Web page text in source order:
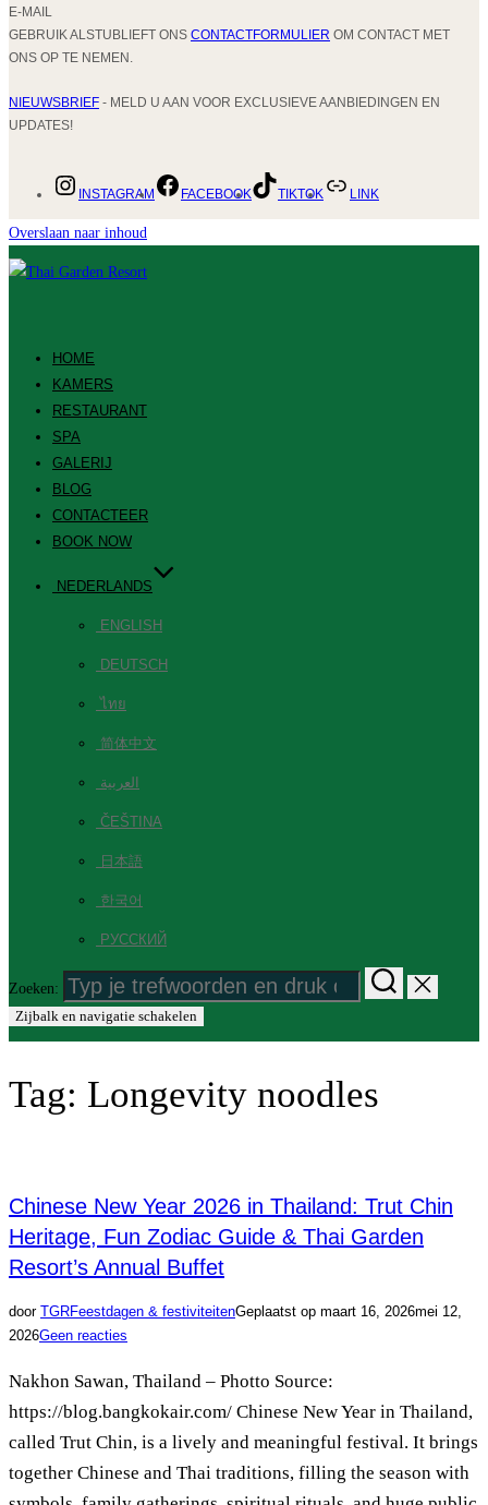
E-MAIL
GEBRUIK ALSTUBLIEFT ONS CONTACTFORMULIER OM CONTACT MET
ONS OP TE NEMEN.
NIEUWSBRIEF - MELD U AAN VOOR EXCLUSIEVE AANBIEDINGEN EN
UPDATES!
INSTAGRAM FACEBOOK TIKTOK LINK
Overslaan naar inhoud
HOME
KAMERS
RESTAURANT
SPA
GALERIJ
BLOG
CONTACTEER
BOOK NOW
NEDERLANDS
ENGLISH
DEUTSCH
ไทย
简体中文
العربية
ČEŠTINA
日本語
한국어
РУССКИЙ
Zoeken:
Zijbalk en navigatie schakelen
Tag: Longevity noodles
Chinese New Year 2026 in Thailand: Trut Chin
Heritage, Fun Zodiac Guide & Thai Garden
Resort’s Annual Buffet
door TGRFeestdagen & festiviteitenGeplaatst op maart 16, 2026mei 12,
2026Geen reacties
Nakhon Sawan, Thailand – Photto Source:
https://blog.bangkokair.com/ Chinese New Year in Thailand,
called Trut Chin, is a lively and meaningful festival. It brings
together Chinese and Thai traditions, filling the season with